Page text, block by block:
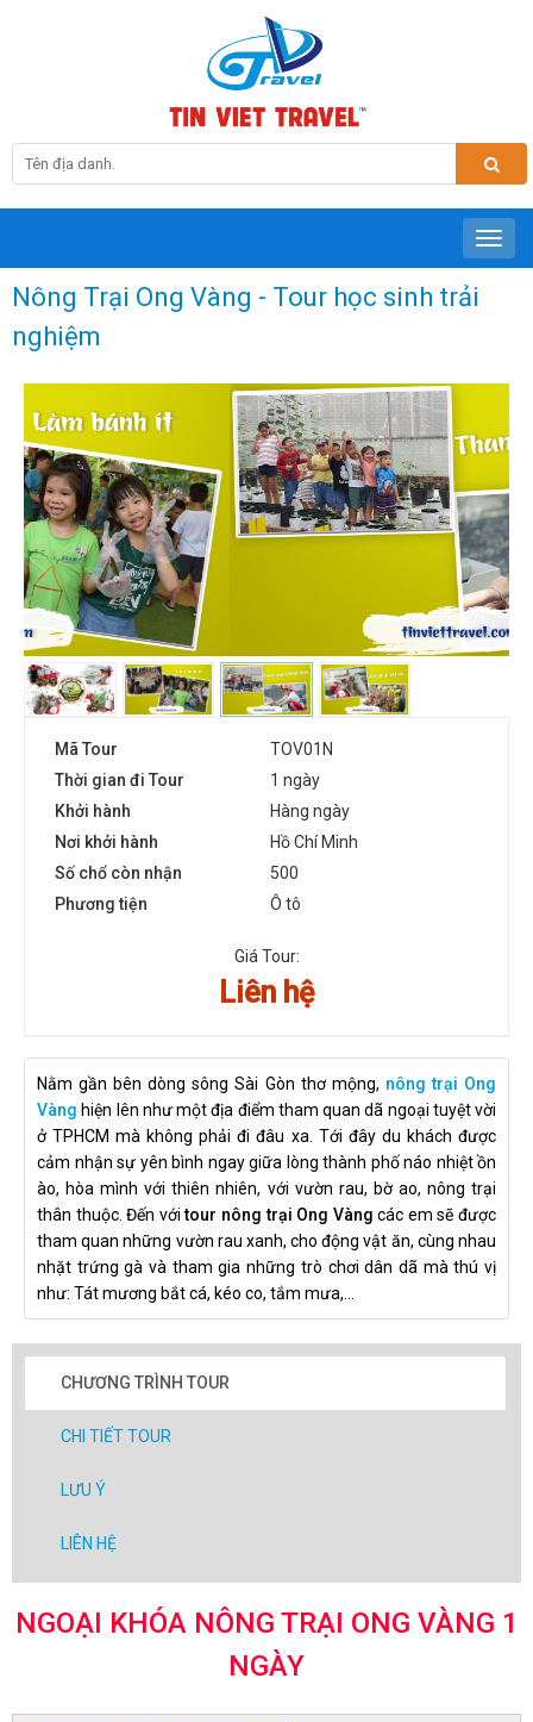
Nông Trại Ong Vàng - Tour học sinh trải
nghiệm
Mã Tour
TOV01N
Thời gian đi Tour
1 ngày
Khởi hành
Hàng ngày
Nơi khởi hành
Hồ Chí Minh
Số chổ còn nhận
500
Phương tiện
Ô tô
Giá Tour:
Liên hệ
Nằm gần bên dòng sông Sài Gòn thơ mộng, nông trại Ong
Vàng hiện lên như một địa điểm tham quan dã ngoại tuyệt vời
ở TPHCM mà không phải đi đâu xa. Tới đây du khách được
cảm nhận sự yên bình ngay giữa lòng thành phố náo nhiệt ồn
ào, hòa mình với thiên nhiên, với vườn rau, bờ ao, nông trại
thân thuộc. Đến vớitour nông trại Ong Vàngcác em sẽ được
tham quan những vườn rau xanh, cho động vật ăn, cùng nhau
nhặt trứng gà và tham gia những trò chơi dân dã mà thú vị
như: Tát mương bắt cá, kéo co, tắm mưa,...
CHƯƠNG TRÌNH TOUR
CHI TIẾT TOUR
LƯU Ý
LIÊN HỆ
NGOẠI KHÓA NÔNG TRẠI ONG VÀNG 1
NGÀY